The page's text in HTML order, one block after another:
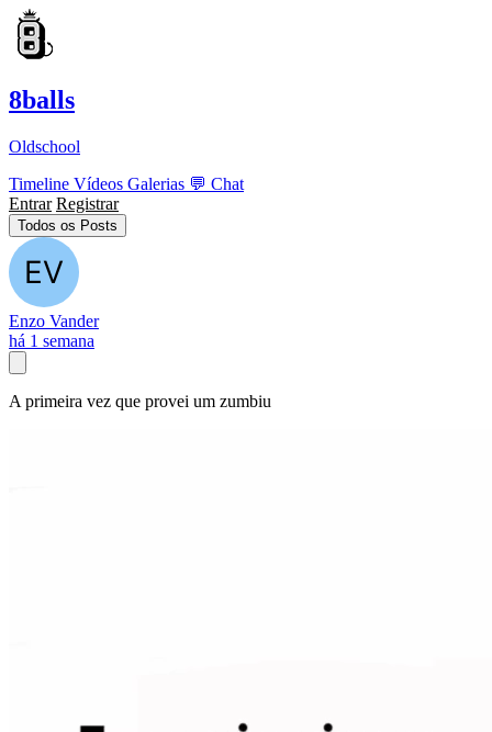
8balls
Oldschool
Timeline Vídeos Galerias 💬 Chat
Entrar Registrar
Todos os Posts
Enzo Vander
há 1 semana
A primeira vez que provei um zumbiu